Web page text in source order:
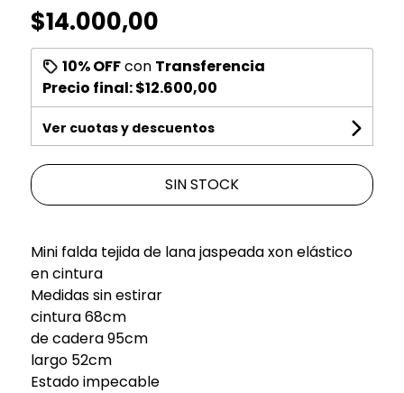
$14.000,00
10% OFFcon Transferencia
Precio final:$12.600,00
Ver cuotas y descuentos
SIN STOCK
Mini falda tejida de lana jaspeada xon elástico
en cintura
Medidas sin estirar
cintura 68cm
de cadera 95cm
largo 52cm
Estado impecable